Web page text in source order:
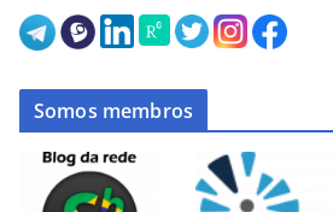
Somos membros